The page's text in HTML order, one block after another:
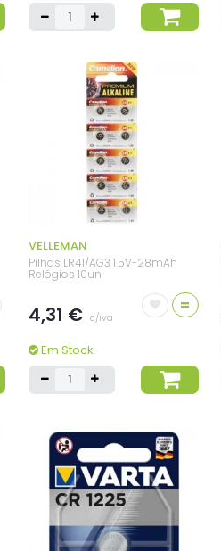
VELLEMAN
Pilhas LR41/AG3 1.5V-28mAh
Relógios 10un
4,31 € c/iva
=
Em Stock